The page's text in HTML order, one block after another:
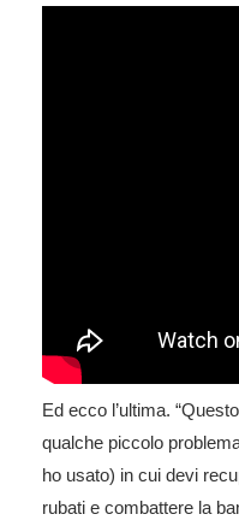
Ed ecco l’ultima.
qualche piccolo
ho usato) in cui devi
rubati e combattere la